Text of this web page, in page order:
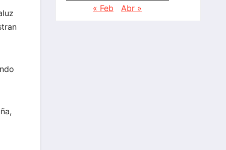
« Feb
Abr »